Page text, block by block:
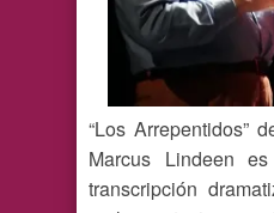
“Los Arrepentidos”
Marcus Lindeen
transcripción